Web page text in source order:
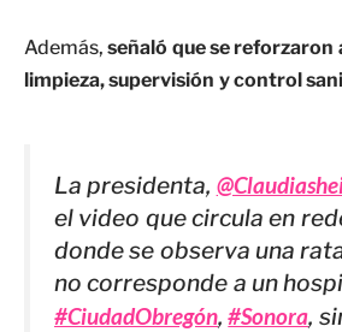
Además,señaló que se reforzaron
limpieza, supervisión y control
La presidenta,
el video que circula en
donde se observa una
no corresponde a un
#CiudadObregón,#Sonora,